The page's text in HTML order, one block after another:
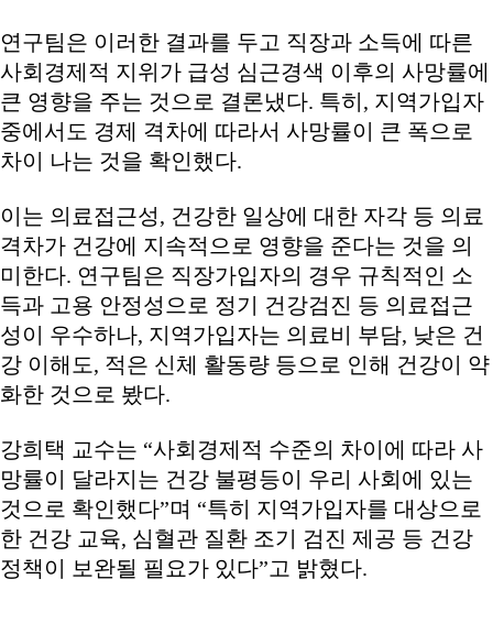
연구팀은 이러한 결과를 두고 직장과 소득에 따른
사회경제적 지위가 급성 심근경색 이후의 사망률에
큰 영향을 주는 것으로 결론냈다. 특히, 지역가입자
중에서도 경제 격차에 따라서 사망률이 큰 폭으로
차이 나는 것을 확인했다.
이는 의료접근성, 건강한 일상에 대한 자각 등 의료
격차가 건강에 지속적으로 영향을 준다는 것을 의
미한다. 연구팀은 직장가입자의 경우 규칙적인 소
득과 고용 안정성으로 정기 건강검진 등 의료접근
성이 우수하나, 지역가입자는 의료비 부담, 낮은 건
강 이해도, 적은 신체 활동량 등으로 인해 건강이 약
화한 것으로 봤다.
강희택 교수는 “사회경제적 수준의 차이에 따라 사
망률이 달라지는 건강 불평등이 우리 사회에 있는
것으로 확인했다”며 “특히 지역가입자를 대상으로
한 건강 교육, 심혈관 질환 조기 검진 제공 등 건강
정책이 보완될 필요가 있다”고 밝혔다.